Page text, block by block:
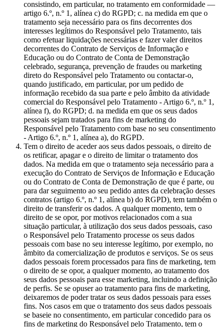
consistindo, em particular, no tratamento em conformidade —
artigo 6.º, n.º 1, alínea c) do RGPD; c. na medida em que o
tratamento seja necessário para os fins decorrentes dos
interesses legítimos do Responsável pelo Tratamento, tais
como efetuar liquidações necessárias e fazer valer direitos
decorrentes do Contrato de Serviços de Informação e
Educação ou do Contrato de Conta de Demonstração
celebrado, segurança, prevenção de fraudes ou marketing
direto do Responsável pelo Tratamento ou contactar-o,
quando justificado, em particular, por um pedido de
informação recebido da sua parte e pelo âmbito da atividade
comercial do Responsável pelo Tratamento - Artigo 6.º, n.º 1,
alínea f), do RGPD; d. na medida em que os seus dados
pessoais sejam tratados para fins de marketing do
Responsável pelo Tratamento com base no seu consentimento
- Artigo 6.º, n.º 1, alínea a), do RGPD.
Tem o direito de aceder aos seus dados pessoais, o direito de
os retificar, apagar e o direito de limitar o tratamento dos
dados. Na medida em que o tratamento seja necessário para a
execução do Contrato de Serviços de Informação e Educação
ou do Contrato de Conta de Demonstração de que é parte, ou
para dar seguimento ao seu pedido antes da celebração desses
contratos (artigo 6.º, n.º 1, alínea b) do RGPD), tem também o
direito de transferir os dados. A qualquer momento, tem o
direito de se opor, por motivos relacionados com a sua
situação particular, à utilização dos seus dados pessoais, caso
o Responsável pelo Tratamento processe os seus dados
pessoais com base no seu interesse legítimo, por exemplo, no
âmbito da comercialização de produtos e serviços. Se os seus
dados pessoais forem processados para fins de marketing, tem
o direito de se opor, a qualquer momento, ao tratamento dos
seus dados pessoais para esse marketing, incluindo a definição
de perfis. Se se opuser ao tratamento para fins de marketing,
deixaremos de poder tratar os seus dados pessoais para esses
fins. Nos casos em que o tratamento dos seus dados pessoais
se baseie no consentimento, em particular concedido para os
fins de marketing do Responsável pelo Tratamento, tem o